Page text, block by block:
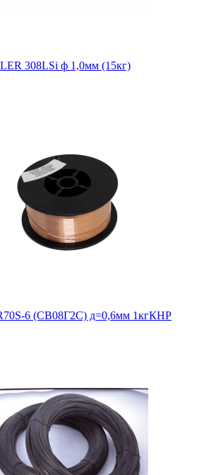
308LSi ф 1,0мм (15кг)
6 (СВ08Г2С) д=0,6мм 1кгКНР